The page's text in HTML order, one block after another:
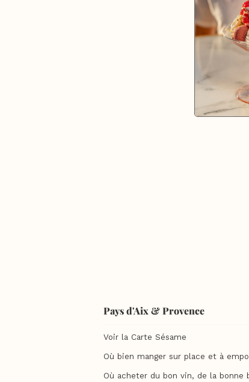
Pays d'Aix & Provence
Voir la Carte Sésame
Où bien manger sur place et à
Où acheter du bon vin, de la bonne